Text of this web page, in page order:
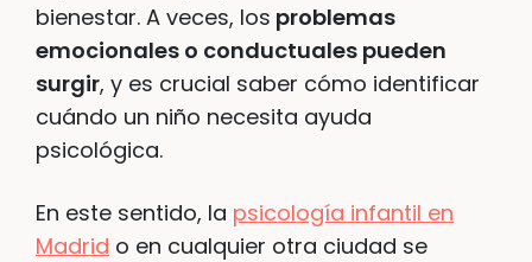
bienestar. A veces, los problemas
emocionales o conductuales pueden
surgir, y es crucial saber cómo identificar
cuándo un niño necesita ayuda
psicológica.
En este sentido, la psicología infantil en
Madrid o en cualquier otra ciudad se